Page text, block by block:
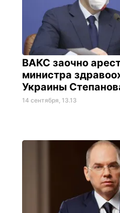
ВАКС заочно
министра
Украины
14 сентября, 13.13